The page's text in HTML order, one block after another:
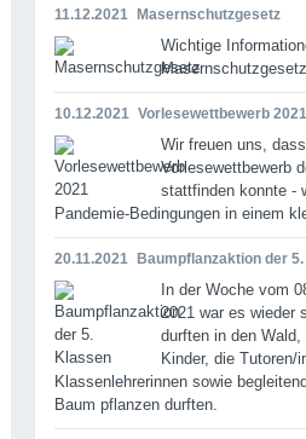
11.12.2021 Masernschutzgesetz
Wichtige
Masernschutzgesetz
10.12.2021 Vorlesewettbewerb 2021
Wir freuen uns,
Vorlesewettbewerb
stattfinden konnte -
Pandemie-Bedingungen in einem
20.11.2021 Baumpflanzaktion der
In der Woche vom
2021 war es wieder
durften in den
Kinder, die Tutoren/
Klassenlehrerinnen sowie
Baum pflanzen durften.